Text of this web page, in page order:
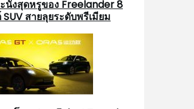
ะนั่งสุดหรูของ Freelander 8
สายลุยระดับพรีเมียม